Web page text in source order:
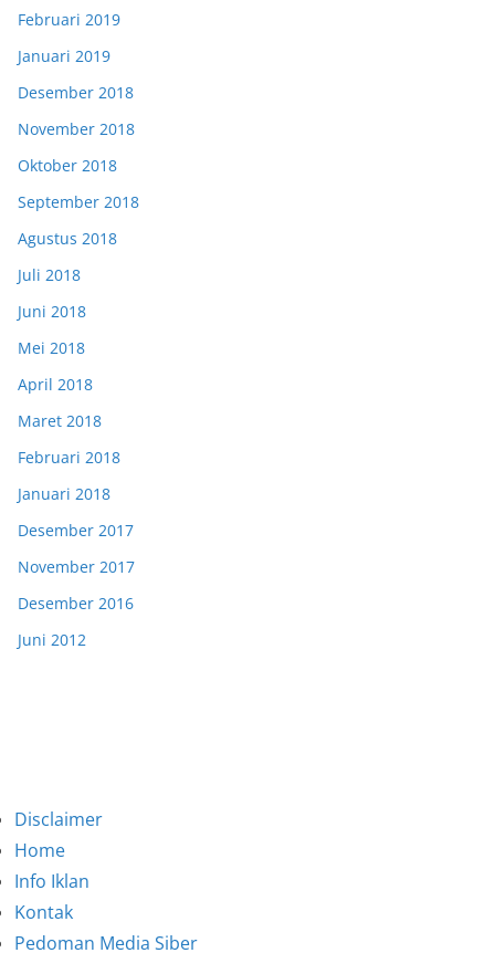
Februari 2019
Januari 2019
Desember 2018
November 2018
Oktober 2018
September 2018
Agustus 2018
Juli 2018
Juni 2018
Mei 2018
April 2018
Maret 2018
Februari 2018
Januari 2018
Desember 2017
November 2017
Desember 2016
Juni 2012
Disclaimer
Home
Info Iklan
Kontak
Pedoman Media Siber